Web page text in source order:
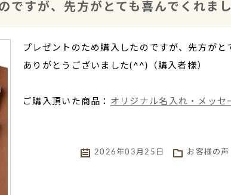
ですが、先方がとても喜んでくれまし
プレゼントのため購入したのですが、先方がと
ありがとうございました(^^)（購入者様）
ご購入頂いた商品： オリジナル名入れ・メッセ
2026年03月25日 お客様の